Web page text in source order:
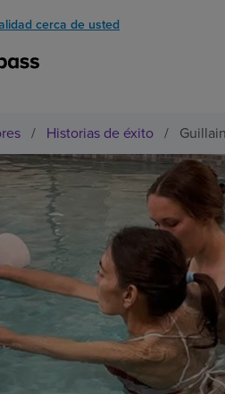
cerca de usted
/ Historias de éxito /